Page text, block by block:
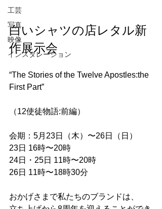
工芸
写真
映像
インスタレーション
白いシャツの店レタル新
作展示会
“The Stories of the Twelve Apostles:the
First Part”
（12使徒物語:前編）
会期：5月23日（木）〜26日（日）
23日 16時〜20時
24日・25日 11時〜20時
26日 11時〜18時30分
おかげさまで私たちのブランドは、